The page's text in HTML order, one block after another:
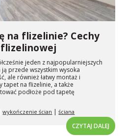
na flizelinie? Cechy
jeden z najpopularniejszych
przede wszystkim wysoka
ale również łatwy montaż i
tapet na flizelinie, a także
podłoże pod tapetę
wykończenie ścian |ściana
CZYTAJ DALEJ